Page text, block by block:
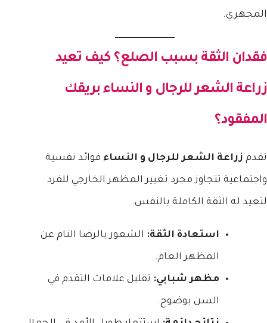
المجهري.
فقدان الثقة بسبب الصلع؟ كيف تعيد
زراعة الشعر للرجال و النساء بريقك
المفقود؟
تقدم زراعة الشعر للرجال و النساء فوائد نفسية
واجتماعية تتجاوز مجرد تغيير المظهر الخارجي للفرد
لتعيد له الثقة الكاملة بالنفس.
استعادة الثقة: الشعور بالرضا التام عن
المظهر العام.
مظهر شبابي: تقليل علامات التقدم في
السن بوضوح.